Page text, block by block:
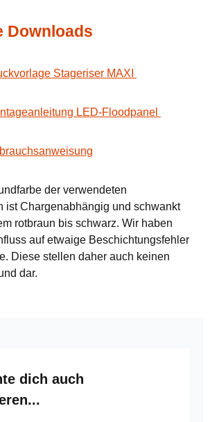
Downloads
Stageriser MAXI
LED-Floodpanel
der verwendeten
ist Chargenabhängig und schwankt
rotbraun bis schwarz. Wir haben
auf etwaige Beschichtungsfehler
Diese stellen daher auch keinen
dar.
überspringen
dich auch